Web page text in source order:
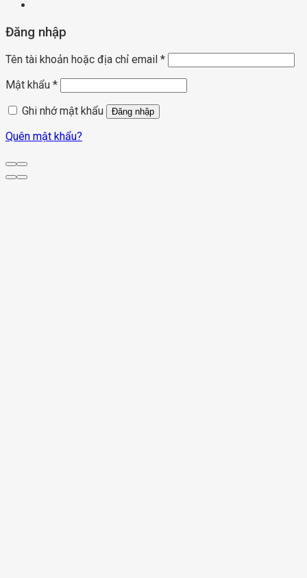
Đăng nhập
Tên tài khoản hoặc địa chỉ email *
Mật khẩu *
Ghi nhớ mật khẩu
Đăng nhập
Quên mật khẩu?